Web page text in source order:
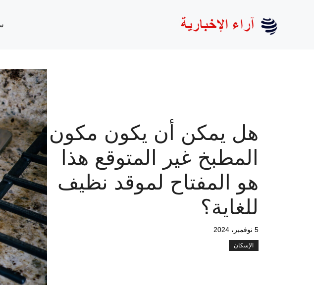
هل يمكن أن يكون مكون
المطبخ غير المتوقع هذا
هو المفتاح لموقد نظيف
للغاية؟
5 نوفمبر، 2024
الإسكان